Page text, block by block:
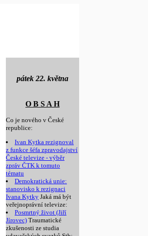
pátek 22. května
O B S A H
Co je nového v České
republice:
Ivan Kytka rezignoval
z funkce šéfa zpravodajství
České televize - výběr
zpráv ČTK k tomuto
tématu
Demokratická unie:
stanovisko k rezignaci
Ivana Kytky Jaká má být
veřejnoprávní televize:
Posmrtný život (Jiří
Jírovec) Traumatické
zkušenosti ze studia